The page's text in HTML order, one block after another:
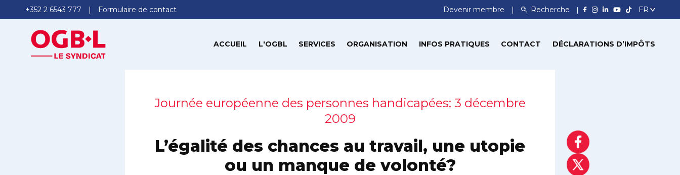
+352 2 6543 777 Formulaire de contact Devenir membre Recherche
ACCUEIL L'OGBL SERVICES ORGANISATION INFOS PRATIQUES CONTACT DÉCLARATIONS D’IMPÔTS
Journée européenne des personnes handicapées: 3 décembre
2009
L’égalité des chances au travail, une utopie
ou un manque de volonté?